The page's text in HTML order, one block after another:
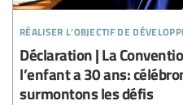
réaliser l’objectif de
Déclaration | La
l’enfant a 30 ans:
surmontons les défis